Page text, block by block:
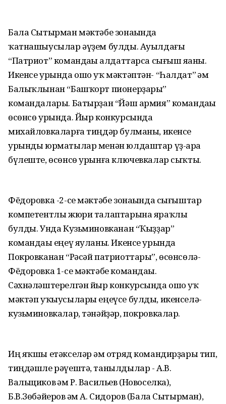
Бала Сытырман мәктәбе зонаһында
ҡатнашыусылар әүҙем булды. Ауылдағы
“Патриот” командаһы һалдаттарса сығыш яһаны.
Икенсе урында ошо уҡ мәктәптән- “Һалдат” һәм
Балыҡлынан “Башҡорт пионерҙары”
командалары. Батырҙан “Йәш армия” командаһы
өсөнсө урында. Йыр конкурсында
михайловкаларға тиңдәр булманы, икенсе
урынды юрматылар менән юлдаштар үҙ-ара
бүлеште, өсөнсө урынға ключевкалар сыҡты.
Фёдоровка -2-се мәктәбе зонаһында сығыштар
компетентлы жюри талаптарына яраҡлы
булды. Унда Кузьминовканан “Ҡыҙҙар”
командаһы еңеү яуланы. Икенсе урында
Покровканан “Рәсәй патриоттары”, өсөнсөлә-
Фёдоровка 1-се мәктәбе командаһы.
Сәхнәләштерелгән йыр конкурсында ошо уҡ
мәктәп уҡыусылары еңеүсе булды, икенселә-
кузьминовкалар, тәнәйҙәр, покровкалар.
Иң яҡшы етәкселәр һәм отряд командирҙары тип,
тиңдәшле рәүештә, танылдылар - А.В.
Вальщиков һәм Р. Васильев (Новоселка),
Б.В.Зөбәйеров һәм А. Сидоров (Бала Сытырман),